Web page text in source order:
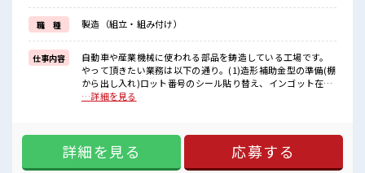
≪未経験の方も大カンゲイ≫
新しいことにチャレンジするのは不安だけど、
しっかり働く環境が整っています！
イチからスキルUP・ステップUP目指していきましょう！
■職場の雰囲気
『少人数』だからコミュニケーションも取りやすい？
職 種 製造（組立・組み付け）
仕事内容
自動車や産業機械に使われる部品を鋳造している工場です。
やって頂きたい業務は以下の通り。(1)造形補助金型の準備(棚
から出し入れ)ロット番号のシール貼り替え、インゴット在庫
出し入れ、機械から漏れ出す砂の掻き出し(2)砂型作り砂を固
りますが、 残業はほとんどナシ！ ≪週休2日制≫ 週末は家族
や友人と一緒にプライベート満喫！ ≪モチベーションもUP≫
派手過ぎなければ髪型や髪色自由♪ (規定有)≪機能的な制服
…詳細を見る
詳細を見る 応募する